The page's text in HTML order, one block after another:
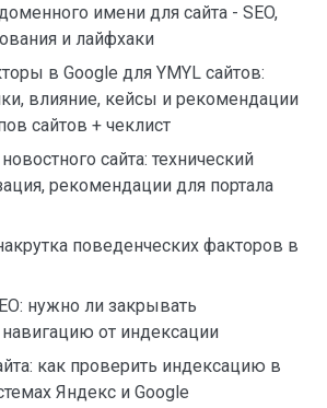
имени для сайта - SEO,
и лайфхаки
в Google для YMYL сайтов:
влияние, кейсы и рекомендации
сайтов + чеклист
сайта: технический
рекомендации для портала
поведенческих факторов в
нужно ли закрывать
от индексации
как проверить индексацию в
Яндекс и Google